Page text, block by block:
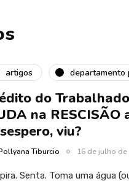
artigos departamento
do
na
viu?
Tiburcio 16 de julho de
Senta. Toma uma água